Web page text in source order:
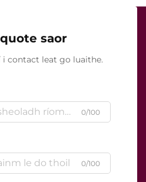
saor
i contact leat go luaithe.
0/100
0/100